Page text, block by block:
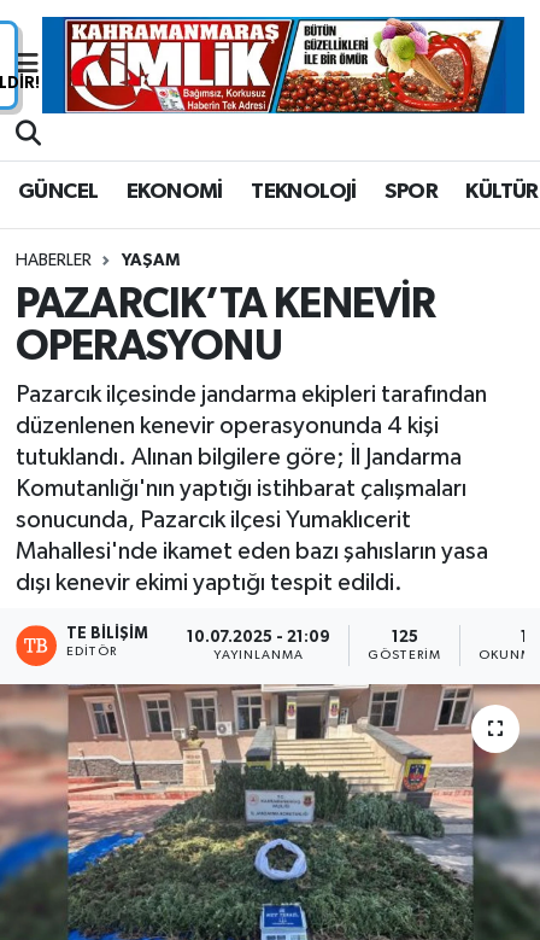
GÜNCEL EKONOMİ TEKNOLOJİ SPOR KÜLTÜR
HABERLER YAŞAM
PAZARCIK’TA KENEVİR
OPERASYONU
Pazarcık ilçesinde jandarma ekipleri tarafından
düzenlenen kenevir operasyonunda 4 kişi
tutuklandı. Alınan bilgilere göre; İl Jandarma
Komutanlığı'nın yaptığı istihbarat çalışmaları
sonucunda, Pazarcık ilçesi Yumaklıcerit
Mahallesi'nde ikamet eden bazı şahısların yasa
dışı kenevir ekimi yaptığı tespit edildi.
TE BILIŞIM
EDITÖR
10.07.2025 - 21:09
YAYINLANMA
125
GÖSTERIM
1
Nöbetçi Eczaneler
Süper Lig Puan Durumu ve Fikstür
Tüm Manşetler
Son Dakika Haberleri
Haber Arşivi